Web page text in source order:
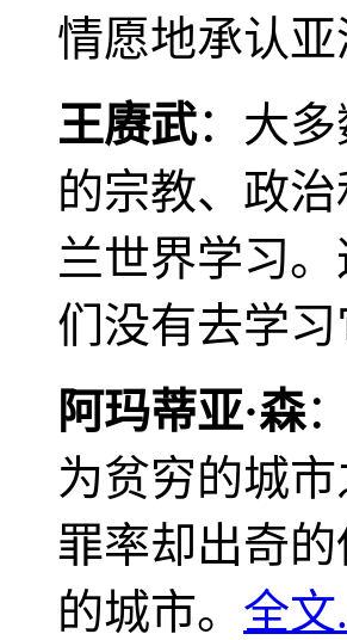
情愿地承认
王赓武：大
的宗教、政
兰世界学习
们没有去学
阿玛蒂亚·森
为贫穷的城
罪率却出奇
的城市。 全文